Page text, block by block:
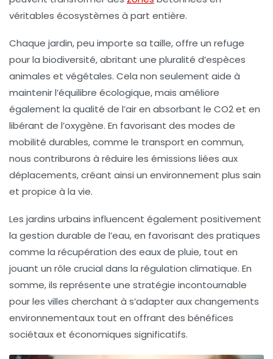
véritables écosystèmes à part entière.
Chaque jardin, peu importe sa taille, offre un refuge
pour la biodiversité, abritant une pluralité d’espèces
animales et végétales. Cela non seulement aide à
maintenir l’équilibre écologique, mais améliore
également la qualité de l’airen absorbant le CO2et en
libérant de l’oxygène. En favorisant des modes de
mobilité durables, comme le transport en commun,
nous contriburons à réduire les émissions liées aux
déplacements, créant ainsi un environnement plus sain
et propice à la vie.
Les jardins urbains influencent également positivement
la gestion durable de l’eau, en favorisant des pratiques
comme la récupération des eaux de pluie, tout en
jouant un rôle crucial dans la régulation climatique. En
somme, ils représente une stratégie incontournable
pour les villes cherchant à s’adapter aux changements
environnementaux tout en offrant des bénéfices
sociétauxet économiques significatifs.